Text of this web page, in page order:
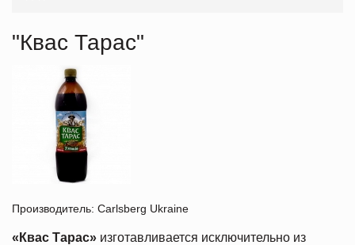
"Квас Тарас"
Производитель: Carlsberg Ukraine
«Квас Тарас» изготавливается исключительно из